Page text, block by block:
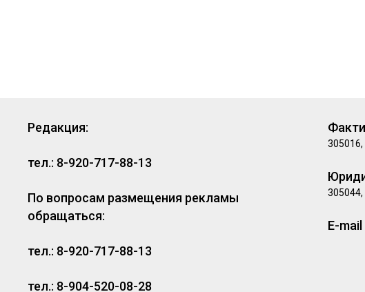
Редакция:
тел.: 8-920-717-88-13
По вопросам размещения рекламы
обращаться:
тел.: 8-920-717-88-13
тел.: 8-904-520-08-28
305016,
305044,
E-